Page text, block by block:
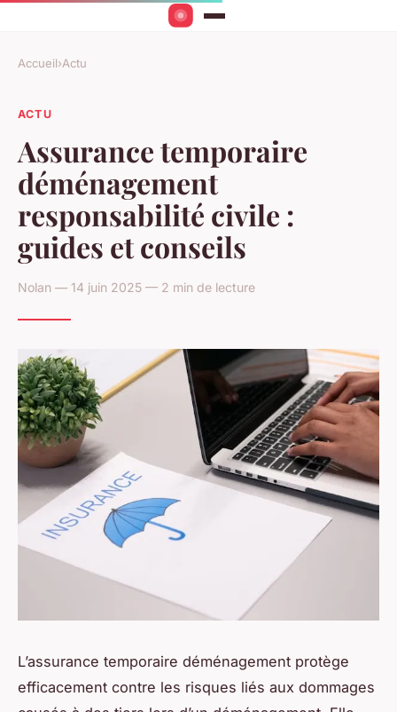
Accueil›Actu
ACTU
Assurance temporaire
déménagement
responsabilité civile :
guides et conseils
Nolan — 14 juin 2025 — 2 min de lecture
L’assurance temporaire déménagement protège
efficacement contre les risques liés aux dommages